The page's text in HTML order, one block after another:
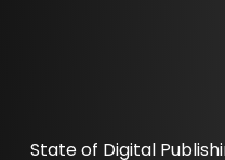
State of Digital